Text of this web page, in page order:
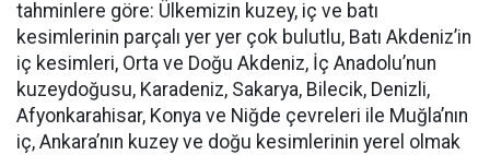
tahminlere göre: Ülkemizin kuzey, iç ve batı
kesimlerinin parçalı yer yer çok bulutlu, Batı Akdeniz’in
iç kesimleri, Orta ve Doğu Akdeniz, İç Anadolu’nun
kuzeydoğusu, Karadeniz, Sakarya, Bilecik, Denizli,
Afyonkarahisar, Konya ve Niğde çevreleri ile Muğla’nın
iç, Ankara’nın kuzey ve doğu kesimlerinin yerel olmak